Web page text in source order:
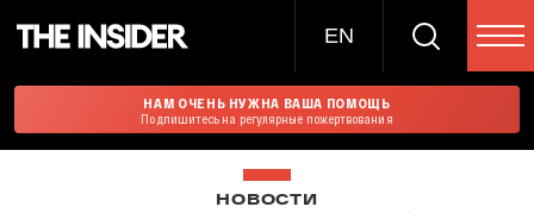
EN
НАМ ОЧЕНЬ НУЖНА ВАША ПОМОЩЬ
Подпишитесь на регулярные пожертвования
НОВОСТИ